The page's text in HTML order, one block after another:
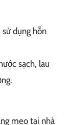
dụng hỗn
sạch, lau
mẹo tại nhà